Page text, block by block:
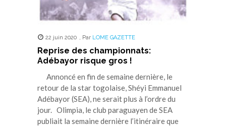
22 juin 2020 , Par LOME GAZETTE
Reprise des championnats:
Adébayor risque gros !
Annoncé en fin de semaine dernière, le
retour de la star togolaise, Shéyi Emmanuel
Adébayor (SEA), ne serait plus à l’ordre du
jour. Olimpia, le club paraguayen de SEA
publiait la semaine dernière l’itinéraire que